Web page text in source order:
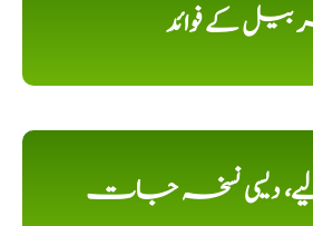
کے فوائد
دیسی نسخہ جات